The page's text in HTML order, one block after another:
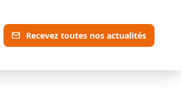
Recevez toutes nos actualités